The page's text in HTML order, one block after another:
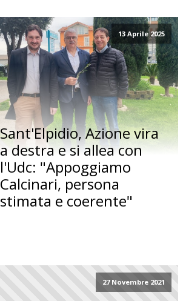
13 Aprile 2025
Sant'Elpidio, Azione vira
a destra e si allea con
l'Udc: "Appoggiamo
Calcinari, persona
stimata e coerente"
27 Novembre 2021